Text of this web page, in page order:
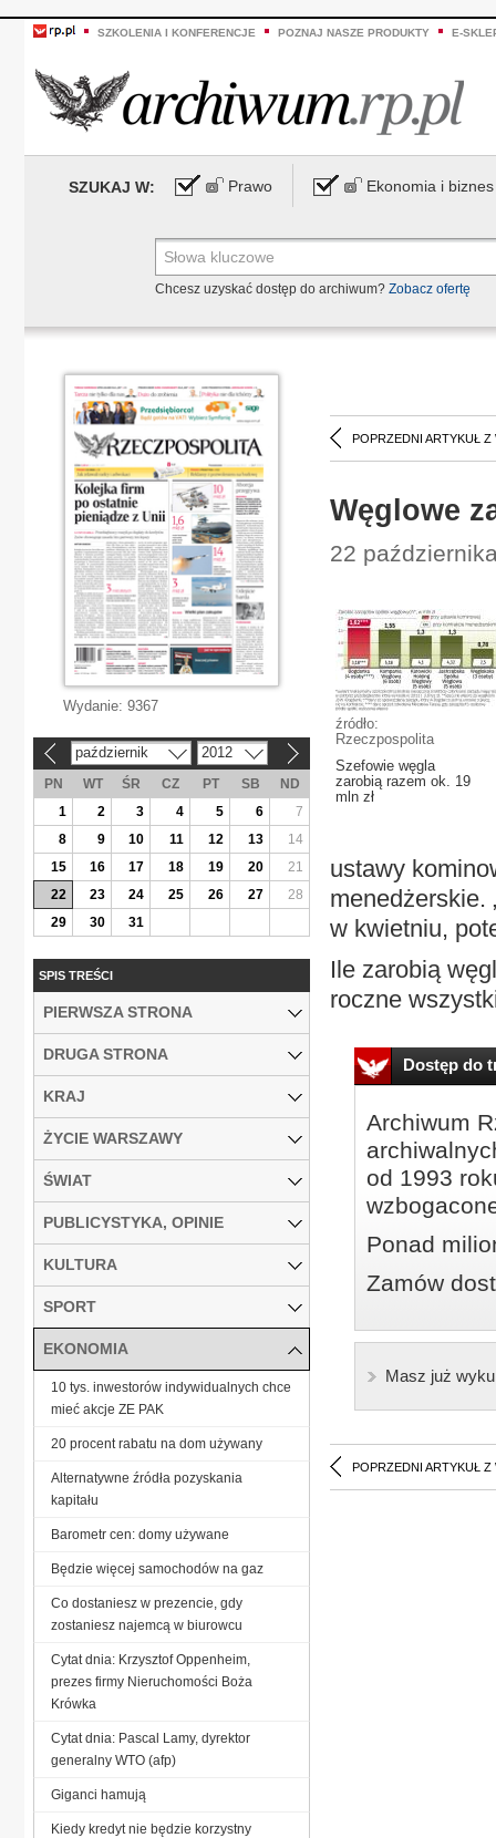
SZKOLENIA I KONFERENCJE POZNAJ NASZE PRODUKTY E-
SZUKAJ W: Prawo Ekonomia i biznes
Chcesz uzyskać dostęp do archiwum? Zobacz ofertę
POPRZEDNI ARTYKUŁ Z
Węglowe
22
źródło:
Rzeczpospolita
Szefowie węgla
zarobią razem ok. 19
mln zł
ustawy
menedżerskie.
w kwietniu,
Ile zarobią
roczne
Dostęp do
Archiwum
od 1993
Ponad
Zamów
Masz już
POPRZEDNI ARTYKUŁ Z
Wydanie: 9367
październik 2012
PN WT ŚR CZ PT SB
ND
1
2 3 4 5 6
7
8
9 10 11 12 13
14
15
16 17 18 19 20
21
22
23 24 25 26 27
28
29
30 31
SPIS TREŚCI
PIERWSZA STRONA
DRUGA STRONA
KRAJ
ŻYCIE WARSZAWY
ŚWIAT
PUBLICYSTYKA, OPINIE
KULTURA
SPORT
EKONOMIA
10 tys. inwestorów indywidualnych chce
mieć akcje ZE PAK
20 procent rabatu na dom używany
Alternatywne źródła pozyskania
kapitału
Barometr cen: domy używane
Będzie więcej samochodów na gaz
Co dostaniesz w prezencie, gdy
zostaniesz najemcą w biurowcu
Cytat dnia: Krzysztof Oppenheim,
prezes firmy Nieruchomości Boża
Krówka
Cytat dnia: Pascal Lamy, dyrektor
generalny WTO (afp)
Giganci hamują
Kiedy kredyt nie będzie korzystny